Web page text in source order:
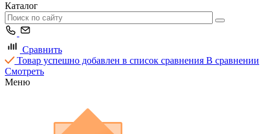
Каталог
Сравнить
Товар успешно добавлен в список сравнения В сравнении
Смотреть
Меню